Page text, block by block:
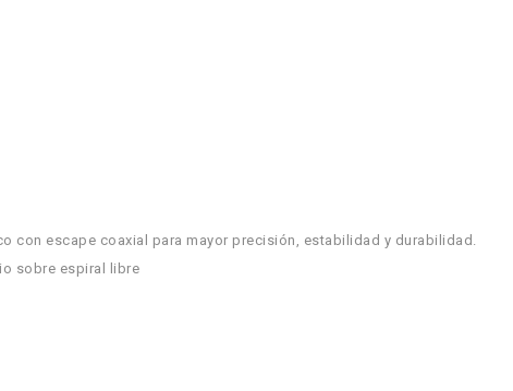
con escape coaxial para mayor precisión, estabilidad y durabilidad.
sobre espiral libre